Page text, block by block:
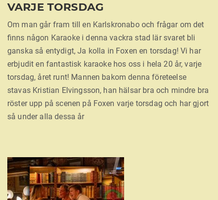
VARJE TORSDAG
Om man går fram till en Karlskronabo och frågar om det
ﬁnns någon Karaoke i denna vackra stad lär svaret bli
ganska så entydigt, Ja kolla in Foxen en torsdag! Vi har
erbjudit en fantastisk karaoke hos oss i hela 20 år, varje
torsdag, året runt! Mannen bakom denna företeelse
stavas Kristian Elvingsson, han hälsar bra och mindre bra
röster upp på scenen på Foxen varje torsdag och har gjort
så under alla dessa år